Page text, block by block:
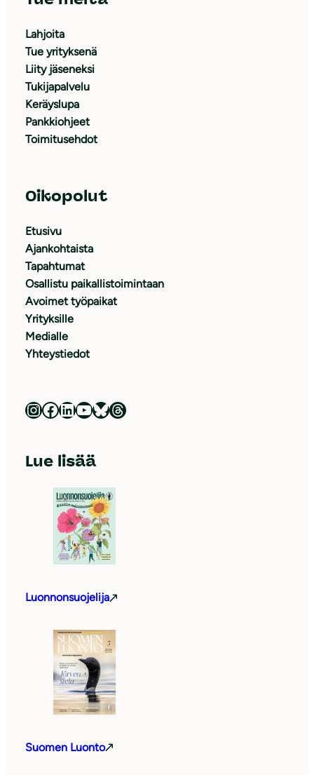
Lahjoita
Tue yrityksenä
Liity jäseneksi
Tukijapalvelu
Keräyslupa
Pankkiohjeet
Toimitusehdot
Oikopolut
Etusivu
Ajankohtaista
Tapahtumat
Osallistu paikallistoimintaan
Avoimet työpaikat
Yrityksille
Medialle
Yhteystiedot
Luonnonsuojeluliitto Instagramissa Luonnonsuojeluliitto Facebookissa Luonnonsuojeluliitto LinkedInissä Luonnonsuojeluliiton YouTube-kanava Luonnonsuojeluliitto Blueskyssa Luonnonsuojeluliitto Threadsissa
Lue lisää
Luonnonsuojelija
Suomen Luonto